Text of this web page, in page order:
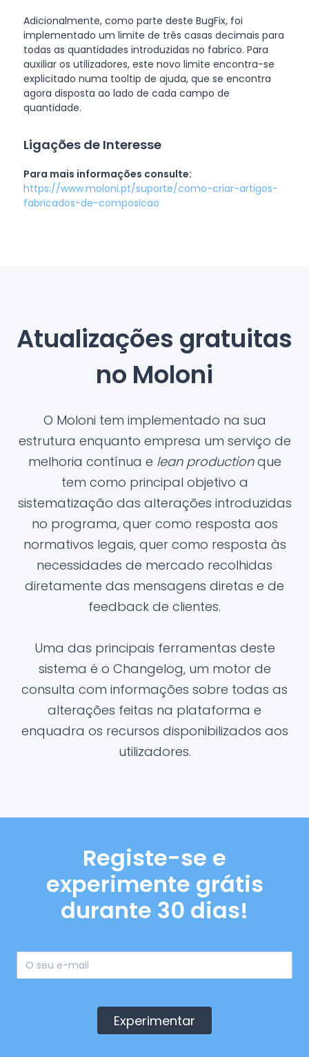
Adicionalmente, como parte deste BugFix, foi
implementado um limite de três casas decimais para
todas as quantidades introduzidas no fabrico. Para
auxiliar os utilizadores, este novo limite encontra-se
explicitado numa tooltip de ajuda, que se encontra
agora disposta ao lado de cada campo de
quantidade.
Ligações de Interesse
Para mais informações consulte:
https://www.moloni.pt/suporte/como-criar-artigos-
fabricados-de-composicao
Atualizações gratuitas
no Moloni
O Moloni tem implementado na sua
estrutura enquanto empresa um serviço de
melhoria contínua e lean productionque
tem como principal objetivo a
sistematização das alterações introduzidas
no programa, quer como resposta aos
normativos legais, quer como resposta às
necessidades de mercado recolhidas
diretamente das mensagens diretas e de
feedback de clientes.
Uma das principais ferramentas deste
sistema é o Changelog, um motor de
consulta com informações sobre todas as
alterações feitas na plataforma e
enquadra os recursos disponibilizados aos
utilizadores.
Registe-se e
experimente grátis
durante 30 dias!
Experimentar